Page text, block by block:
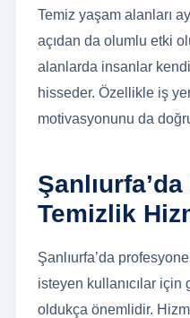
Temiz yaşam alanları
açıdan da olumlu etki
alanlarda insanlar
hisseder. Özellikle iş
motivasyonunu da
Temizlik
Şanlıurfa’da
isteyen kullanıcılar
oldukça önemlidir.